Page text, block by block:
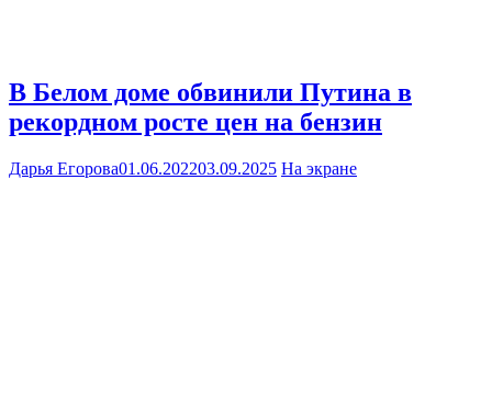
В Белом доме обвинили Путина в
рекордном росте цен на бензин
Дарья Егорова01.06.202203.09.2025 На экране